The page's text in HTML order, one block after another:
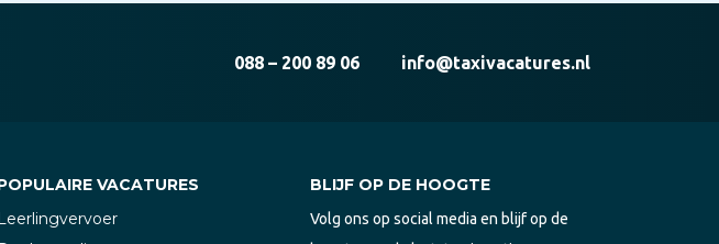
088 – 200 89 06 info@taxivacatures.nl
VACATURES
BLIJF OP DE HOOGTE
Volg ons op social media en blijf op de